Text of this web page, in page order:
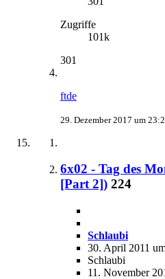
Zugriffe
101k
301
ftde
29. Dezember 2017 um
6x02 - Tag des
[Part 2]) 224
Schlaubi
30. April 2011
Schlaubi
11. November